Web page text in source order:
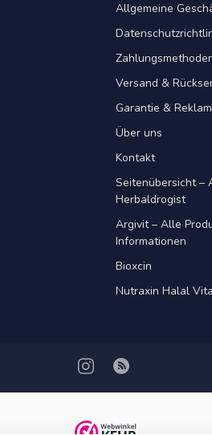
Allgemeine
Versand &
Garantie &
Über uns
Kontakt
Seitenübersicht –
Herbaldrogist
Argivit – Alle
Informationen
Bioxcin
Nutraxin Halal